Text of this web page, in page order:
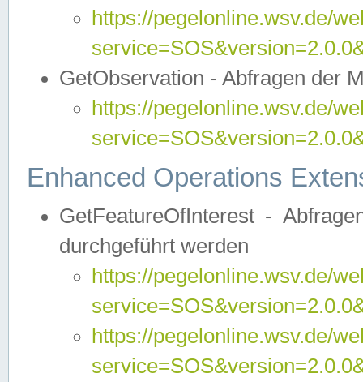
https://pegelonline.wsv.de/
GetObservation - Abfragen der
https://pegelonline.wsv.de/
Enhanced Operations
GetFeatureOfInterest -
durchgeführt werden
https://pegelonline.wsv.de/
https://pegelonline.wsv.de/